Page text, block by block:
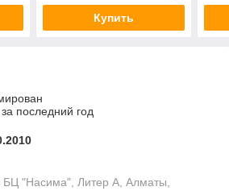
Купить
последний год
БЦ "Насима", Литер А, Алматы,